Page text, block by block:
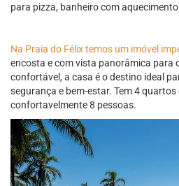
para pizza, banheiro com
Na Praia do Félix temos um imóvel
encosta e com vista panorâmica para
confortável, a casa é o destino ideal
segurança e bem-estar. Tem 4 quartos
confortavelmente 8 pessoas.